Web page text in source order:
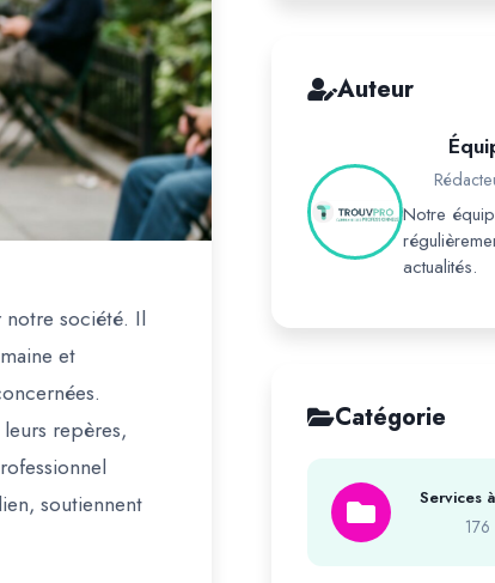
société. Il
et
repères,
soutiennent
Auteur
Notre
actualités.
Catégorie
Services